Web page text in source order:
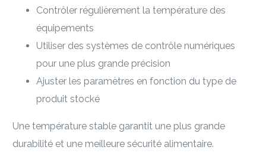
Contrôler régulièrement la température des
équipements
Utiliser des systèmes de contrôle numériques
pour une plus grande précision
Ajuster les paramètres en fonction du type de
produit stocké
Une température stable garantit une plus grande
durabilité et une meilleure sécurité alimentaire.